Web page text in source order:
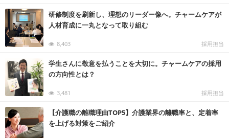
研修制度を刷新し、理想のリーダー像へ。チャームケアが
人材育成に一丸となって取り組む
8,403 採用担当
学生さんに敬意を払うことを大切に。チャームケアの採用
の方向性とは？
3,481 採用担当
【介護職の離職理由TOP5】介護業界の離職率と、定着率
を上げる対策をご紹介